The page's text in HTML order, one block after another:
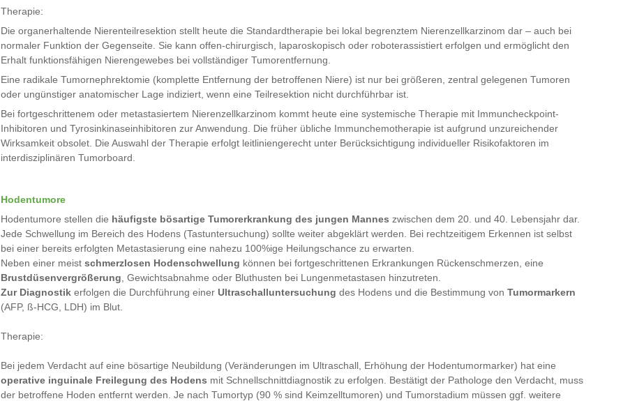
Therapie:
Die organerhaltende Nierenteilresektion stellt heute die Standardtherapie bei lokal begrenztem Nierenzellkarzinom dar – auch bei
normaler Funktion der Gegenseite. Sie kann offen-chirurgisch, laparoskopisch oder roboterassistiert erfolgen und ermöglicht den
Erhalt funktionsfähigen Nierengewebes bei vollständiger Tumorentfernung.
Eine radikale Tumornephrektomie (komplette Entfernung der betroffenen Niere) ist nur bei größeren, zentral gelegenen Tumoren
oder ungünstiger anatomischer Lage indiziert, wenn eine Teilresektion nicht durchführbar ist.
Bei fortgeschrittenem oder metastasiertem Nierenzellkarzinom kommt heute eine systemische Therapie mit Immuncheckpoint-
Inhibitoren und Tyrosinkinaseinhibitoren zur Anwendung. Die früher übliche Immunchemotherapie ist aufgrund unzureichender
Wirksamkeit obsolet. Die Auswahl der Therapie erfolgt leitliniengerecht unter Berücksichtigung individueller Risikofaktoren im
interdisziplinären Tumorboard.
Hodentumore
Hodentumore stellen die häufigste bösartige Tumorerkrankung des jungen Mannes zwischen dem 20. und 40. Lebensjahr dar.
Jede Schwellung im Bereich des Hodens (Tastuntersuchung) sollte weiter abgeklärt werden. Bei rechtzeitigem Erkennen ist selbst
bei einer bereits erfolgten Metastasierung eine nahezu 100%ige Heilungschance zu erwarten.
Neben einer meist schmerzlosen Hodenschwellung können bei fortgeschrittenen Erkrankungen Rückenschmerzen, eine
Brustdüsenvergrößerung , Gewichtsabnahme oder Bluthusten bei Lungenmetastasen hinzutreten.
Zur Diagnostik erfolgen die Durchführung einer Ultraschalluntersuchung des Hodens und die Bestimmung von Tumormarkern
(AFP, ß-HCG, LDH) im Blut.
Therapie:
Bei jedem Verdacht auf eine bösartige Neubildung (Veränderungen im Ultraschall, Erhöhung der Hodentumormarker) hat eine
operative inguinale Freilegung des Hodens mit Schnellschnittdiagnostik zu erfolgen. Bestätigt der Pathologe den Verdacht, muss
der betroffene Hoden entfernt werden. Je nach Tumortyp (90 % sind Keimzelltumoren) und Tumorstadium müssen ggf. weitere